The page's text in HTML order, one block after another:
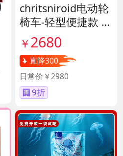
chritsniroid电动轮
椅车-轻型便捷款 货
号140671
￥ 2680
直降300
日常价￥2980
9折